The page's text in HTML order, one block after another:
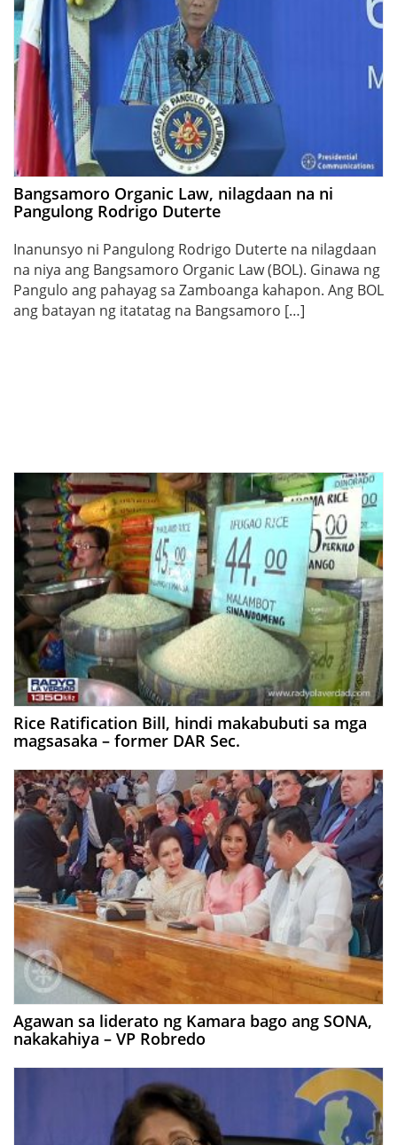
Bangsamoro Organic Law, nilagdaan na ni
Pangulong Rodrigo Duterte
Inanunsyo ni Pangulong Rodrigo Duterte na nilagdaan
na niya ang Bangsamoro Organic Law (BOL). Ginawa ng
Pangulo ang pahayag sa Zamboanga kahapon. Ang BOL
ang batayan ng itatatag na Bangsamoro […]
Rice Ratification Bill, hindi makabubuti sa mga
magsasaka – former DAR Sec.
Agawan sa liderato ng Kamara bago ang SONA,
nakakahiya – VP Robredo